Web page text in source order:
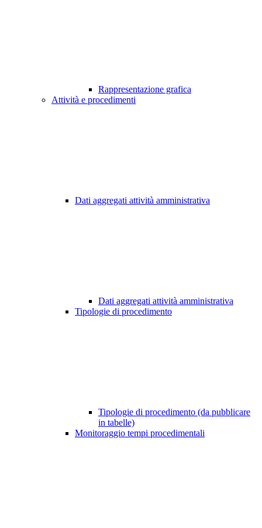
Rappresentazione grafica
Attività e procedimenti
Dati aggregati attività amministrativa
Dati aggregati attività amministrativa
Tipologie di procedimento
Tipologie di procedimento (da pubblicare
in tabelle)
Monitoraggio tempi procedimentali